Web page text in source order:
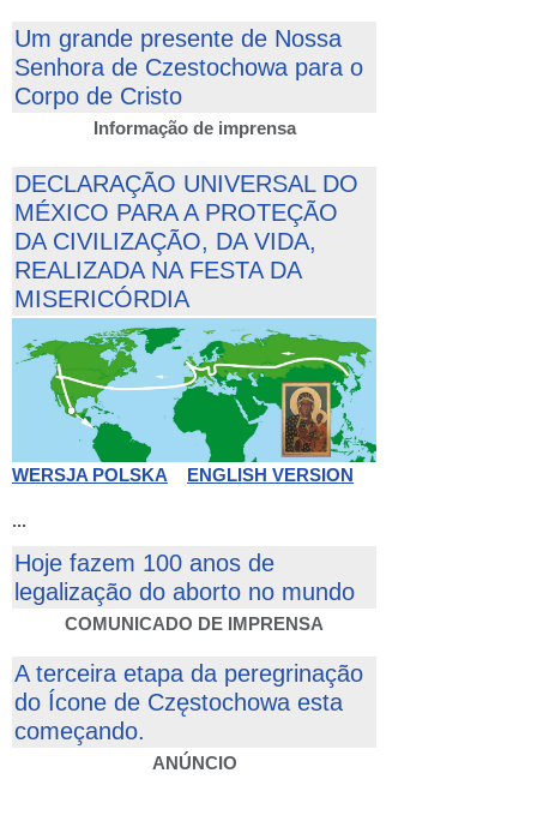
Um grande presente de Nossa
Senhora de Czestochowa para o
Corpo de Cristo
Informação de imprensa
DECLARAÇÃO UNIVERSAL DO
MÉXICO PARA A PROTEÇÃO
DA CIVILIZAÇÃO, DA VIDA,
REALIZADA NA FESTA DA
MISERICÓRDIA
WERSJA POLSKA ENGLISH VERSION
...
Hoje fazem 100 anos de
legalização do aborto no mundo
COMUNICADO DE IMPRENSA
A terceira etapa da peregrinação
do Ícone de Częstochowa esta
começando.
ANÚNCIO